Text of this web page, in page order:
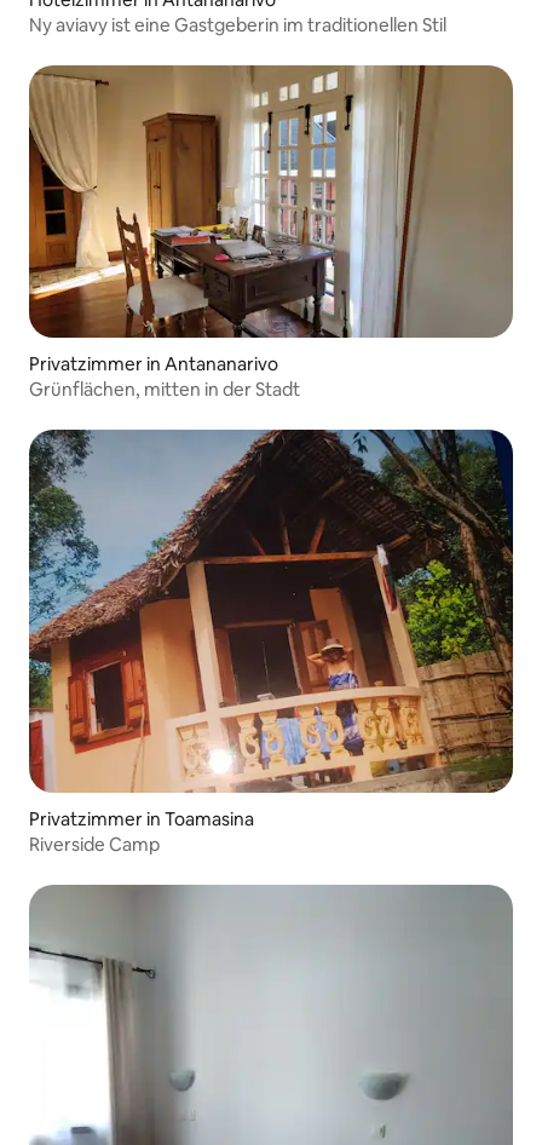
Ny aviavy ist eine Gastgeberin im traditionellen Stil
Privatzimmer in Antananarivo
Grünflächen, mitten in der Stadt
Privatzimmer in Toamasina
Riverside Camp